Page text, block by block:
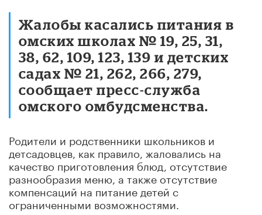
Жалобы касались питания в
омских школах № 19, 25, 31,
38, 62, 109, 123, 139 и детских
садах № 21, 262, 266, 279,
сообщает пресс-служба
омского омбудсменства.
Родители и родственники школьников и
детсадовцев, как правило, жаловались на
качество приготовления блюд, отсутствие
разнообразия меню, а также отсутствие
компенсаций на питание детей с
ограниченными возможностями.